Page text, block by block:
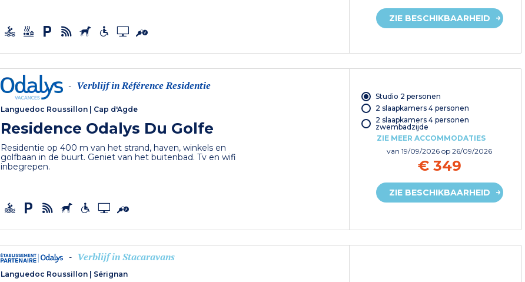
ZIE BESCHIKBAARHEID
- Verblijf in Référence Residentie
Languedoc Roussillon | Cap d'Agde
Residence Odalys Du Golfe
Residentie op 400 m van het strand, haven, winkels en
golfbaan in de buurt. Geniet van het buitenbad. Tv en wifi
inbegrepen.
Studio 2 personen
2 slaapkamers 4 personen
2 slaapkamers 4 personen
zwembadzijde
ZIE MEER ACCOMMODATIES
van19/09/2026op 26/09/2026
€ 349
ZIE BESCHIKBAARHEID
- Verblijf in Stacaravans
Languedoc Roussillon | Sérignan